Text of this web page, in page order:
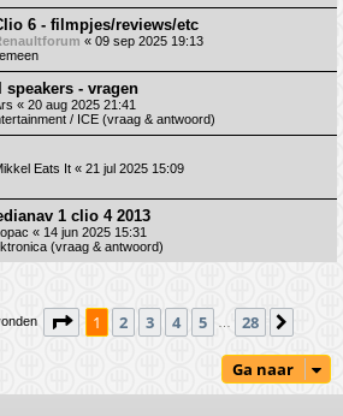
6 - filmpjes/reviews/etc
« 09 sep 2025 19:13
- vragen
« 20 aug 2025 21:41
/ ICE (vraag & antwoord)
Eats It « 21 jul 2025 15:09
1 clio 4 2013
« 14 jun 2025 15:31
(vraag & antwoord)
Pagina van28
1 2 3 4 5 28
Ga naar